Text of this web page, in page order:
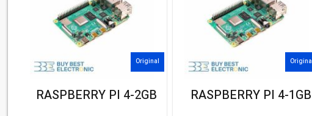
Original
RASPBERRY PI 4-2GB
Original
RASPBERRY PI 4-1GB